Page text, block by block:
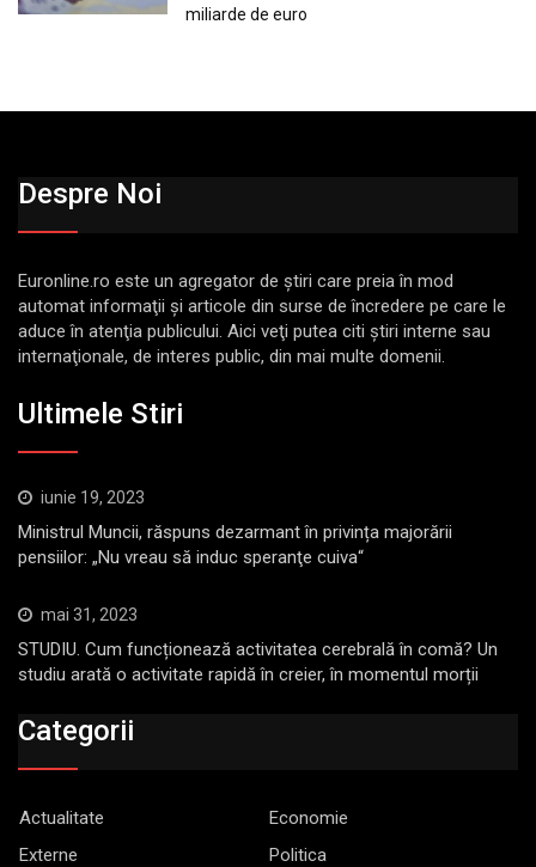
miliarde de euro
Despre Noi
Euronline.ro este un agregator de ştiri care preia în mod
automat informaţii şi articole din surse de încredere pe care le
aduce în atenţia publicului. Aici veţi putea citi ştiri interne sau
internaţionale, de interes public, din mai multe domenii.
Ultimele Stiri
iunie 19, 2023
Ministrul Muncii, răspuns dezarmant în privința majorării
pensiilor: „Nu vreau să induc speranţe cuiva“
mai 31, 2023
STUDIU. Cum funcționează activitatea cerebrală în comă? Un
studiu arată o activitate rapidă în creier, în momentul morții
Categorii
Actualitate
Economie
Externe
Politica